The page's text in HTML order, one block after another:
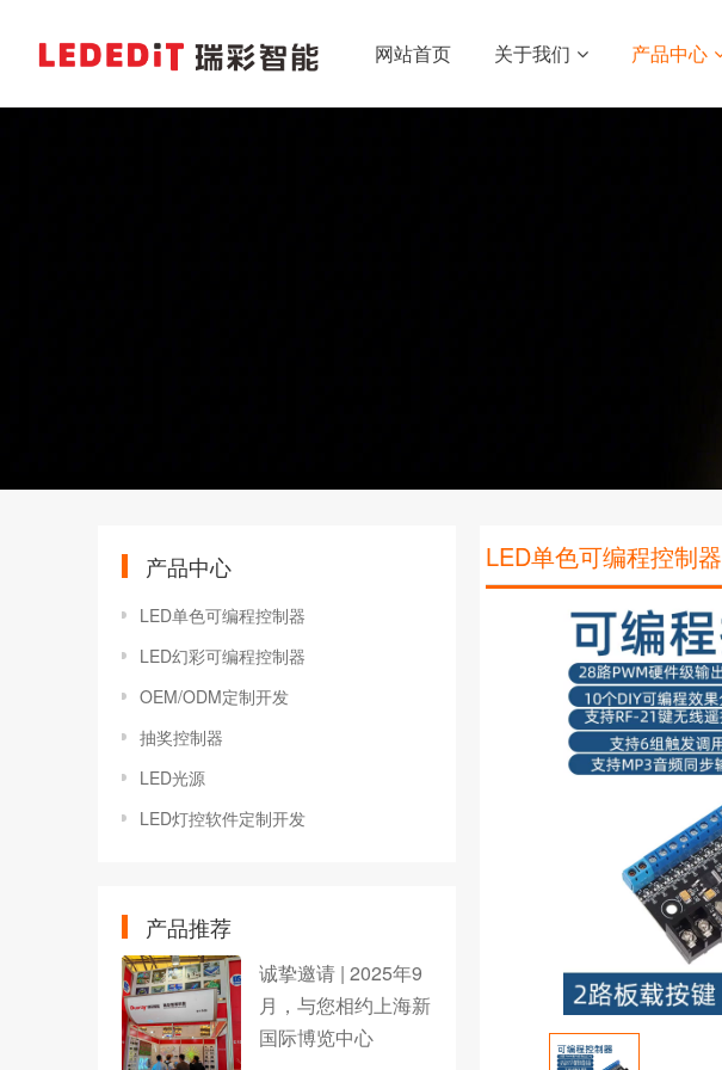
网站首页 关于我们 产品中心
产品中心
LED单色可编程控制器
LED幻彩可编程控制器
OEM/ODM定制开发
抽奖控制器
LED光源
LED灯控软件定制开发
产品推荐
诚挚邀请 | 2025年9
月，与您相约上海新
国际博览中心
LED单色可编程控制器